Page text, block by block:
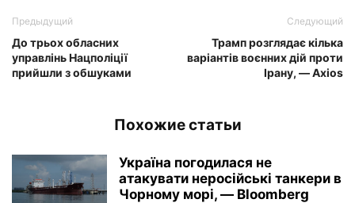
Предыдущий
До трьох обласних
управлінь Нацполіції
прийшли з обшуками
Следующий
Трамп розглядає кілька
варіантів воєнних дій проти
Ірану, — Axios
Похожие статьи
Україна погодилася не
атакувати неросійські танкери в
Чорному морі, — Bloomberg